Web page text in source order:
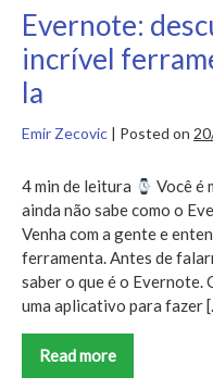
Robertson
Evernote:
incrível
la
Emir Zecovic | Posted on
4 min de leitura
Você é
ainda não sabe como o
Venha com a gente e
ferramenta. Antes de
saber o que é o Evernote.
uma aplicativo para fazer
Read more
Evernote:
descubra